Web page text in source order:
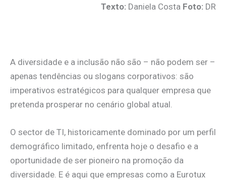
Texto: Daniela Costa Foto: DR
A diversidade e a inclusão não são – não podem ser –
apenas tendências ou slogans corporativos: são
imperativos estratégicos para qualquer empresa que
pretenda prosperar no cenário global atual.
O sector de TI, historicamente dominado por um perfil
demográfico limitado, enfrenta hoje o desafio e a
oportunidade de ser pioneiro na promoção da
diversidade. E é aqui que empresas como a Eurotux